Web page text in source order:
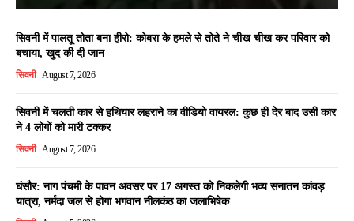
सिवनी में पालतू तोता बना हीरो: कोबरा के हमले से तोते ने चीख चीख कर परिवार को
बचाया, खुद की दी जान
सिवनी August 7, 2026
सिवनी में चलती कार से हथियार लहराने का वीडियो वायरल: कुछ ही देर बाद उसी कार
ने 4 लोगों को मारी टक्कर
सिवनी August 7, 2026
घंसौर: नाग पंचमी के पावन अवसर पर 17 अगस्त को निकलेगी भव्य सनातन कांवड़
यात्रा, नर्मदा जल से होगा भगवान नीलकंठ का जलाभिषेक